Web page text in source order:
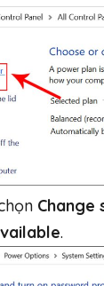
Change
.